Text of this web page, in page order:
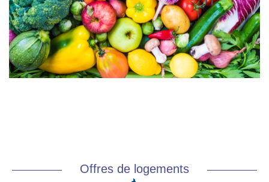
Offres de logements